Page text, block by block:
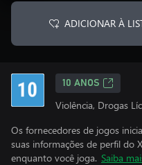
ADICIONAR À
10 ANOS
Violência, Drogas
Os fornecedores de jogos
suas informações de perfil do
enquanto você joga. Saiba